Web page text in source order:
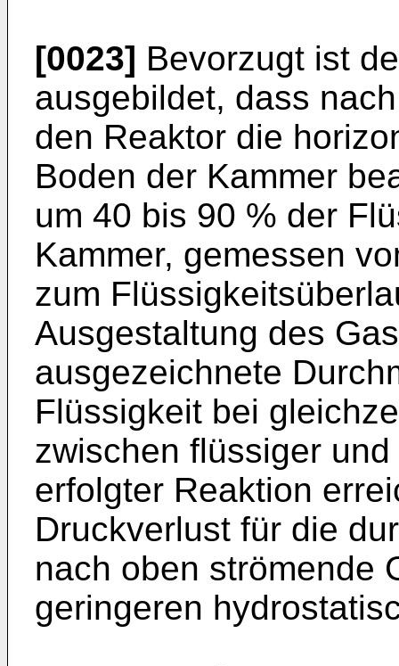
[0023] Bevorzugt ist
ausgebildet, dass
den Reaktor die
Boden der Kammer
um 40 bis 90 % der
Kammer, gemessen
zum
Ausgestaltung des
ausgezeichnete
Flüssigkeit bei
zwischen flüssiger
erfolgter Reaktion
Druckverlust für die
nach oben strömende
geringeren